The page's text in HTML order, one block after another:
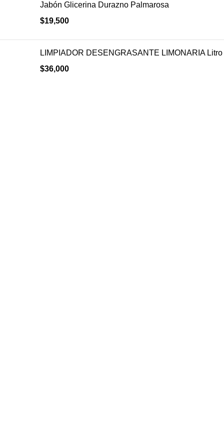
Jabón Glicerina Durazno Palmarosa
$19,500
LIMPIADOR DESENGRASANTE LIMONARIA Litro
$36,000